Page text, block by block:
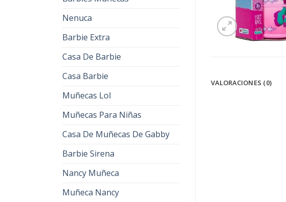
Nenuca
Barbie Extra
Casa De Barbie
Casa Barbie
Muñecas Lol
Muñecas Para Niñas
Casa De Muñecas De Gabby
Barbie Sirena
Nancy Muñeca
Muñeca Nancy
VALORACIONES (0)